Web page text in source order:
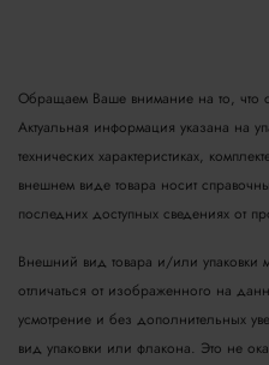
Обращаем Ваше внимание на то, что
Актуальная информация указана на
технических характеристиках,
внешнем виде товара носит
последних доступных сведениях от
Внешний вид товара и/или упаковки
отличаться от изображенного на
усмотрение и без дополнительных
вид упаковки или флакона. Это не